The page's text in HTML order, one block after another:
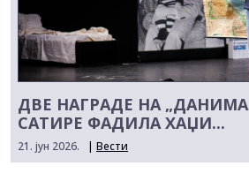
ДВЕ НАГРАДЕ НА „ДАНИМА
САТИРЕ ФАДИЛА ХАЏИ...
21. јун 2026. | Вести